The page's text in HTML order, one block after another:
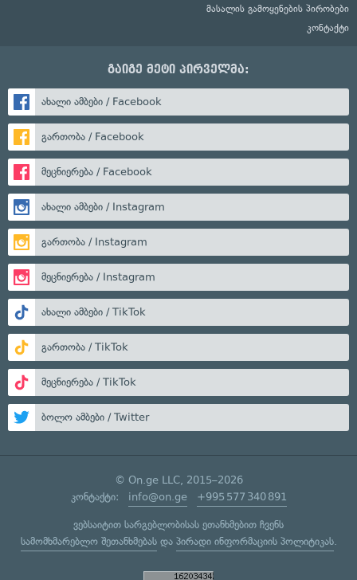
მასალის გამოყენების პირობები
კონტაქტი
გაიგე მეტი პირველმა:
ახალი ამბები / Facebook
გართობა / Facebook
მეცნიერება / Facebook
ახალი ამბები / Instagram
გართობა / Instagram
მეცნიერება / Instagram
ახალი ამბები / TikTok
გართობა / TikTok
მეცნიერება / TikTok
ბოლო ამბები / Twitter
© On.ge LLC, 2015–2026
კონტაქტი: info@on.ge +995 577 340 891
ვებსაიტით სარგებლობისას ეთანხმებით ჩვენს
სამომხმარებლო შეთანხმებასდა პირადი ინფორმაციის პოლიტიკას.